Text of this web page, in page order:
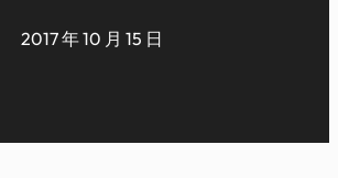
2017 年 10 月 15 日